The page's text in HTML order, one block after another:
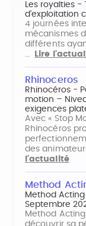
Les royalties
d'exploitation
4 journées
mécanismes
différents
Lire
Rhinoceros
Rhinocéros -
motion –
exigences
Avec « Stop
Rhinocéros
des
l'actualité
Method
Method
Septembre
Method
découvrir sa